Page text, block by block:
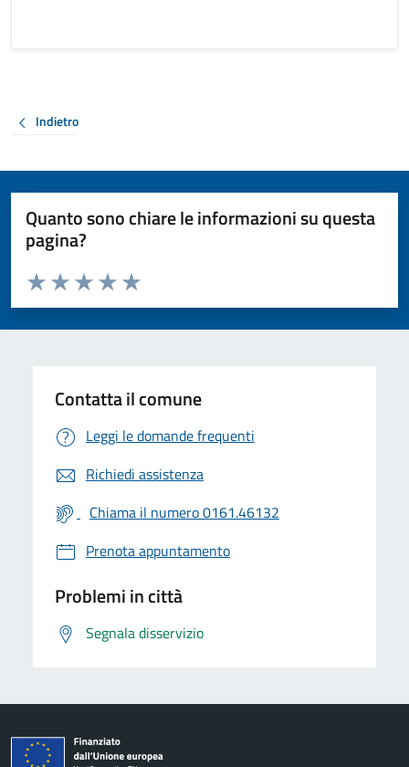
Indietro
Quanto sono chiare le informazioni su questa
pagina?
Valuta da 1 a 5 stelle la pagina
Valuta 5 stelle su 5
Valuta 4 stelle su 5
Valuta 3 stelle su 5
Valuta 2 stelle su 5
Valuta 1 stelle su 5
Contatta il comune
Leggi le domande frequenti
Richiedi assistenza
Chiama il numero 0161.46132
Prenota appuntamento
Problemi in città
Segnala disservizio